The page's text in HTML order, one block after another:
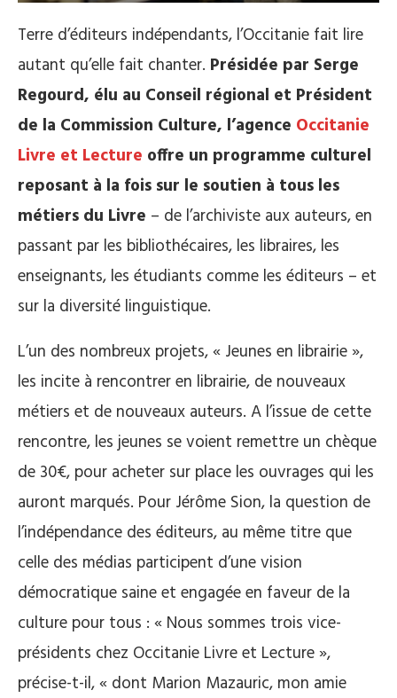
Terre d’éditeurs indépendants, l’Occitanie fait lire
autant qu’elle fait chanter. Présidée par Serge
Regourd, élu au Conseil régional et Président
de la Commission Culture, l’agence Occitanie
Livre et Lecture offre un programme culturel
reposant à la fois sur le soutien à tous les
métiers du Livre – de l’archiviste aux auteurs, en
passant par les bibliothécaires, les libraires, les
enseignants, les étudiants comme les éditeurs – et
sur la diversité linguistique.
L’un des nombreux projets, « Jeunes en librairie »,
les incite à rencontrer en librairie, de nouveaux
métiers et de nouveaux auteurs. A l’issue de cette
rencontre, les jeunes se voient remettre un chèque
de 30€, pour acheter sur place les ouvrages qui les
auront marqués. Pour Jérôme Sion, la question de
l’indépendance des éditeurs, au même titre que
celle des médias participent d’une vision
démocratique saine et engagée en faveur de la
culture pour tous : « Nous sommes trois vice-
présidents chez Occitanie Livre et Lecture »,
précise-t-il, « dont Marion Mazauric, mon amie